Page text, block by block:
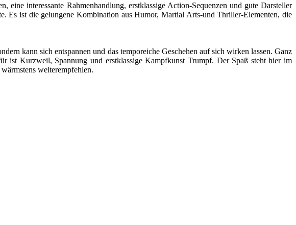
eine interessante Rahmenhandlung, erstklassige Action-Sequenzen und gute Darsteller
Es ist die gelungene Kombination aus Humor, Martial Arts-und Thriller-Elementen, die
kann sich entspannen und das temporeiche Geschehen auf sich wirken lassen. Ganz
ist Kurzweil, Spannung und erstklassige Kampfkunst Trumpf. Der Spaß steht hier im
weiterempfehlen.